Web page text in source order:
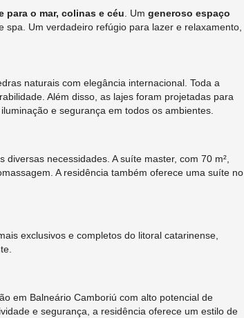
para o mar, colinas e céu . Um generoso espaço
Um verdadeiro refúgio para lazer e relaxamento,
naturais com elegância internacional. Toda a
Além disso, as lajes foram projetadas para
e segurança em todos os ambientes.
necessidades. A suíte master, com 70 m²,
A residência também oferece uma suíte no
exclusivos e completos do litoral catarinense,
em Balneário Camboriú com alto potencial de
e segurança, a residência oferece um estilo de